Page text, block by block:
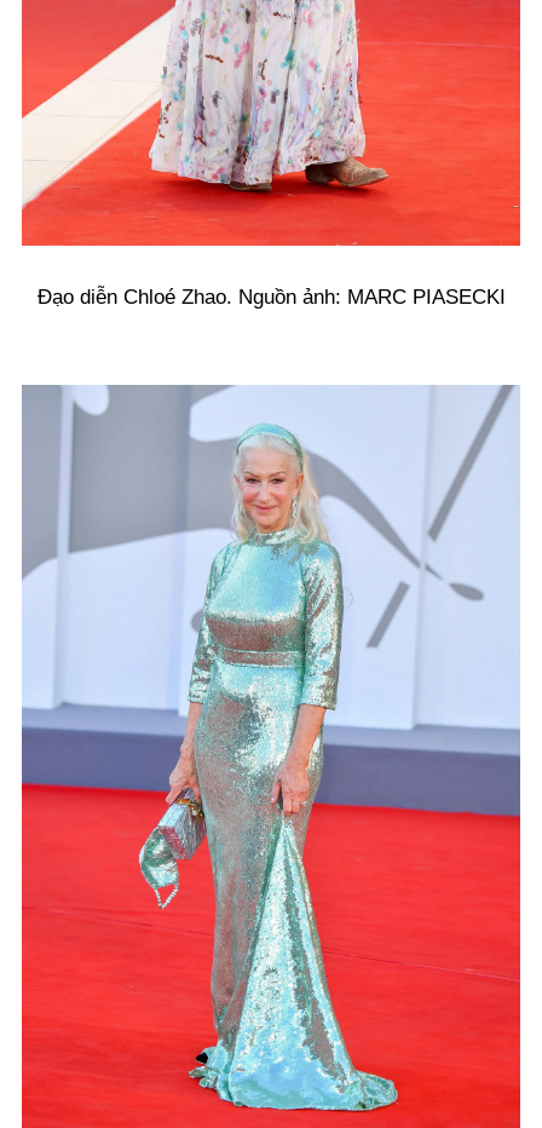
Đạo diễn Chloé Zhao. Nguồn ảnh: MARC PIASECKI